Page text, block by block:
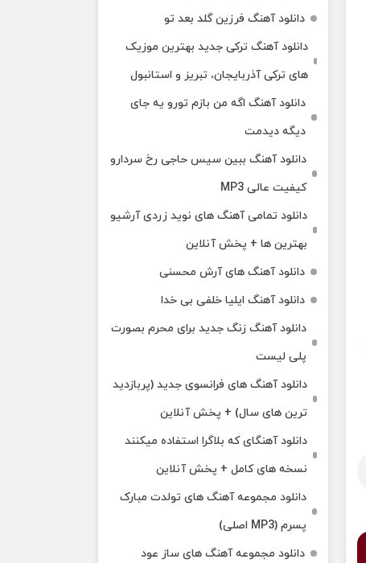
دانلود آهنگ فرزین گلد بعد تو
دانلود آهنگ ترکی جدید بهترین موزیک‌
های ترکی آذربایجان، تبریز و استانبول
دانلود آهنگ اگه من بازم تورو یه جای
دیگه دیدمت
دانلود آهنگ ببین سیس حاجی رخ سردارو
کیفیت عالی MP3
دانلود تمامی آهنگ های نوید زردی آرشیو
بهترین ها + پخش آنلاین
دانلود آهنگ های آرش محسنی
دانلود آهنگ ایلیا خلفی بی خدا
دانلود آهنگ زنگ جدید برای محرم بصورت
پلی لیست
دانلود آهنگ های فرانسوی جدید (پربازدید
ترین های سال) + پخش آنلاین
دانلود آهنگای که بلاگرا استفاده میکنند
نسخه های کامل + پخش آنلاین
دانلود مجموعه آهنگ های تولدت مبارک
پسرم (MP3 اصلی)
دانلود مجموعه آهنگ های ساز عود